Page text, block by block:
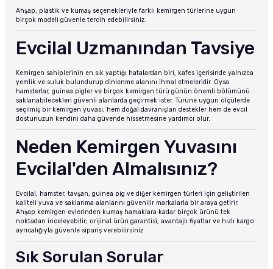
Ahşap, plastik ve kumaş seçenekleriyle farklı kemirgen türlerine uygun
birçok modeli güvenle tercih edebilirsiniz.
Evcilal Uzmanından Tavsiye
Kemirgen sahiplerinin en sık yaptığı hatalardan biri, kafes içerisinde yalnızca
yemlik ve suluk bulundurup dinlenme alanını ihmal etmeleridir. Oysa
hamsterlar, guinea pigler ve birçok kemirgen türü günün önemli bölümünü
saklanabilecekleri güvenli alanlarda geçirmek ister. Türüne uygun ölçülerde
seçilmiş bir kemirgen yuvası, hem doğal davranışları destekler hem de evcil
dostunuzun kendini daha güvende hissetmesine yardımcı olur.
Neden Kemirgen Yuvasını
Evcilal'den Almalısınız?
Evcilal, hamster, tavşan, guinea pig ve diğer kemirgen türleri için geliştirilen
kaliteli yuva ve saklanma alanlarını güvenilir markalarla bir araya getirir.
Ahşap kemirgen evlerinden kumaş hamaklara kadar birçok ürünü tek
noktadan inceleyebilir; orijinal ürün garantisi, avantajlı fiyatlar ve hızlı kargo
ayrıcalığıyla güvenle sipariş verebilirsiniz.
Sık Sorulan Sorular